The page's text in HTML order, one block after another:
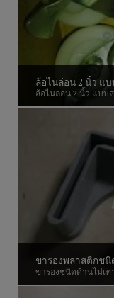
ล้อไนล่อน 2 นิ้ว แ
ล้อไนล่อน 2 นิ้ว แบบ
ขารองพลาสติกชนิ
ขารองชนิดด้านไม่เ